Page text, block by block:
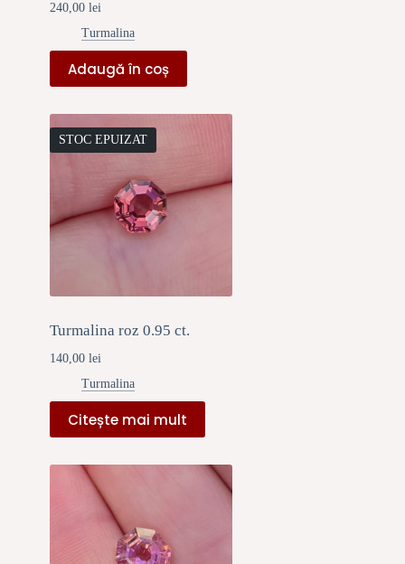
240,00 lei
Turmalina
Adaugă în coș
STOC EPUIZAT
Turmalina roz 0.95 ct.
140,00 lei
Turmalina
Citește mai mult